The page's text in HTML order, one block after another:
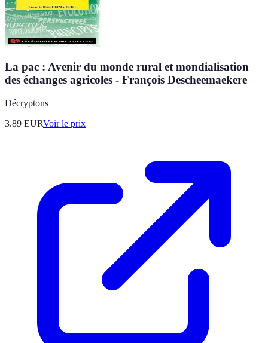
La pac : Avenir du monde rural et mondialisation
des échanges agricoles - François Descheemaekere
Décryptons
3.89 EURVoir le prix